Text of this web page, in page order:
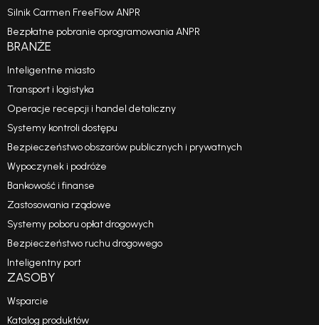
Silnik Carmen FreeFlow ANPR
Bezpłatne pobranie oprogramowania ANPR
BRANŻE
Inteligentne miasto
Transport i logistyka
Operacje recepcji i handel detaliczny
Systemy kontroli dostępu
Bezpieczeństwo obszarów publicznych i prywatnych
Wypoczynek i podróże
Bankowość i finanse
Zastosowania rządowe
Systemy poboru opłat drogowych
Bezpieczeństwo ruchu drogowego
Inteligentny port
ZASOBY
Wsparcie
Katalog produktów